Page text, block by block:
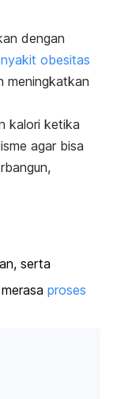
dengan
obesitas
meningkatkan
kalori ketika
agar bisa
serta
proses